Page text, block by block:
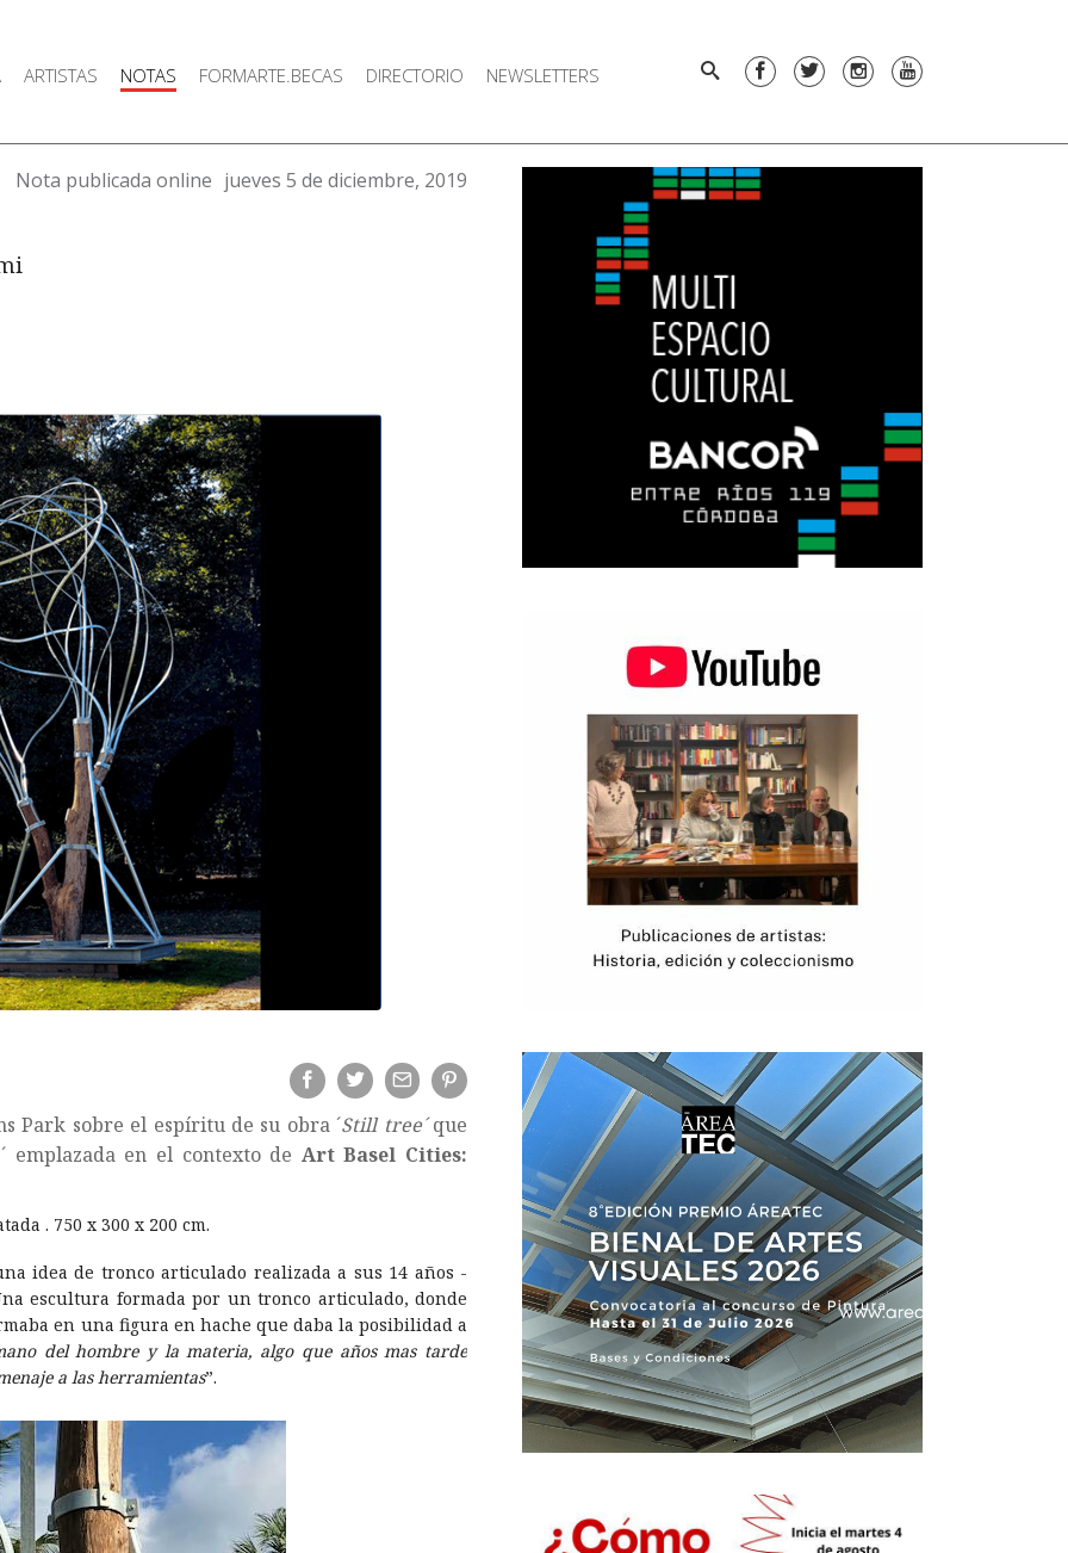
ARTISTAS NOTAS FORMARTE.BECAS DIRECTORIO NEWSLETTERS
Nota publicada online jueves 5 de diciembre, 2019
Park sobre el espíritu de su obra ´Still tree´que
emplazada en el contexto de Art Basel Cities:
. 750 x 300 x 200 cm.
idea de tronco articulado realizada a sus 14 años -
escultura formada por un tronco articulado, donde
en una figura en hache que daba la posibilidad a
del hombre y la materia, algo que años mas tarde
a las herramientas”.